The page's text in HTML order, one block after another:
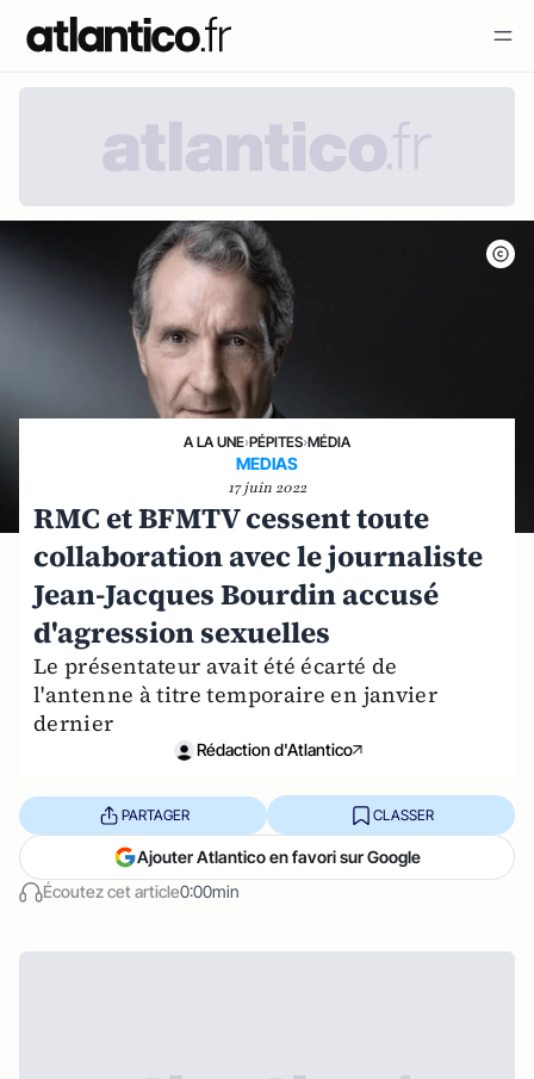
A LA UNE›PÉPITES›MÉDIA
MEDIAS
17 juin 2022
RMC et BFMTV cessent toute
collaboration avec le journaliste
Jean-Jacques Bourdin accusé
d'agression sexuelles
Le présentateur avait été écarté de
l'antenne à titre temporaire en janvier
dernier
Rédaction d'Atlantico
Écoutez cet article0:00min
PARTAGER CLASSER
Ajouter Atlantico en favori sur Google